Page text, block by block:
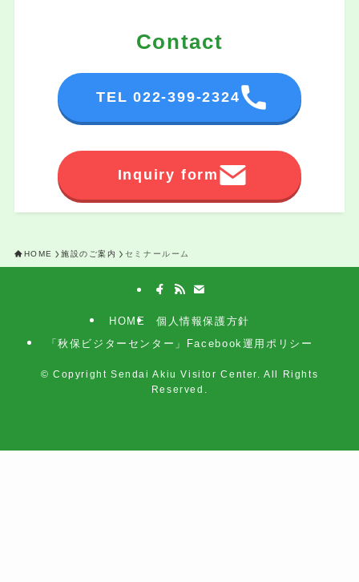
Contact
TEL 022-399-2324
Inquiry form
HOME 施設のご案内 セミナールーム
HOME
個人情報保護方針
「秋保ビジターセンター」Facebook運用ポリシー
© Copyright Sendai Akiu Visitor Center. All Rights
Reserved.